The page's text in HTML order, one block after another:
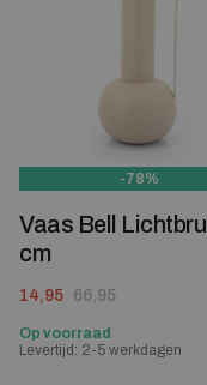
-78%
Vaas Bell
cm
66,95
Oorspronkelijke prijs
14,95
Huidige prijs is: 14,95.
Op voorraad
Levertijd: 2-5 werkdagen